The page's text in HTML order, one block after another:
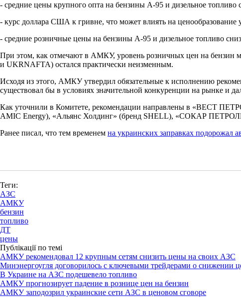
- средние цены крупного опта на бензины А-95 и дизельное топливо
- курс доллара США к гривне, что может влиять на
- средние розничные цены на бензины А-95 и дизельное топливо
При этом, как отмечают в АМКУ, уровень розничных цен на бензин
и UKRNAFTA) остался практически неизменным.
Исходя из этого, АМКУ утвердил обязательные к исполнению
существовал бы в условиях значительной конкуренции на рынке и
Как уточнили в Комитете, рекомендации направлены в «ВЕСТ
AMIC Energy), «Альянс Холдинг» (бренд SHELL), «СОКАР
Ранее писал, что тем временем на украинских заправках подорожал
Теги:
АЗС
АМКУ
бензин
топливо
ДТ
цены
Публікації по темі
АМКУ рекомендовал 12 крупным сетям снизить цены на своих АЗС
Минэнергоугля договорилось с ключевыми трейдерами о снижении
В Украине на АЗС подешевело топливо
АМКУ прогнозирует падение в рознице цен на бензин
АМКУ заподозрил украинские сети АЗС в ценовом сговоре